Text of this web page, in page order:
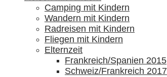
Camping mit Kindern
Wandern mit Kindern
Radreisen mit Kindern
Fliegen mit Kindern
Elternzeit
Frankreich/Spanien 2015
Schweiz/Frankreich 2017